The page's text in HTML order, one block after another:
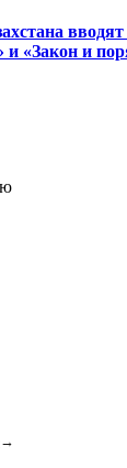
и «Закон и
→